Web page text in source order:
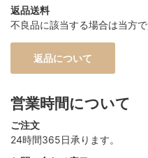
返品送料
不良品に該当する場合は当方で
返品について
営業時間について
ご注文
24時間365日承ります。